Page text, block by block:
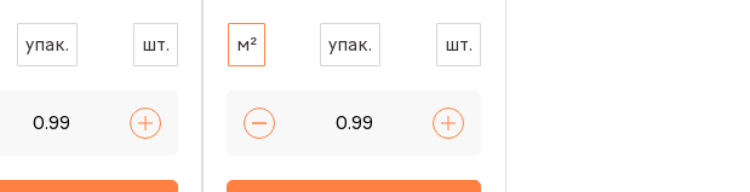
упак. шт. м² упак. шт.